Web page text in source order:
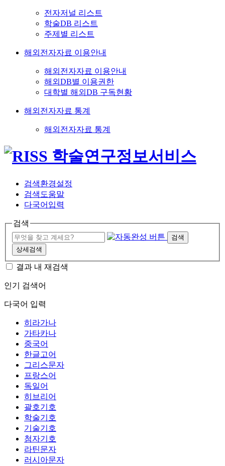
전자저널 리스트
학술DB 리스트
주제별 리스트
해외전자자료 이용안내
해외전자자료 이용안내
해외DB별 이용권한
대학별 해외DB 구독현황
해외전자자료 통계
해외전자자료 통계
검색환경설정
검색도움말
다국어입력
검색
검색
상세검색
결과 내 재검색
인기 검색어
다국어 입력
히라가나
가타카나
중국어
한글고어
그리스문자
프랑스어
독일어
히브리어
괄호기호
학술기호
기술기호
첨자기호
라틴문자
러시아문자